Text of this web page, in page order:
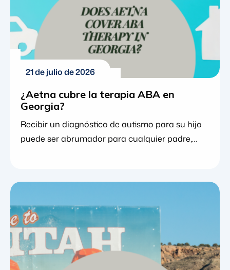
21 de julio de 2026
¿Aetna cubre la terapia ABA en
Georgia?
Recibir un diagnóstico de autismo para su hijo
puede ser abrumador para cualquier padre,
muchas familias, el análisis conductual
proporcionando un enfoque basado en
evidencia que ayuda a los niños a desarrollar
habilidades vitales de comunicación, sociales y
de la vida diaria. Sin embargo, debido a […]